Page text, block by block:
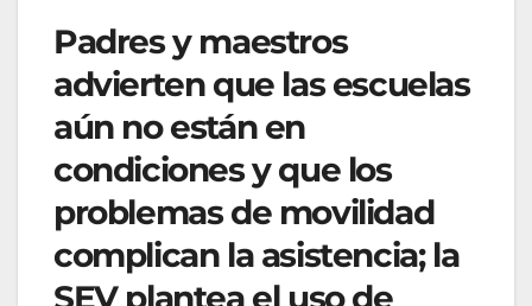
Padres y maestros
advierten que las escuelas
aún no están en
condiciones y que los
problemas de movilidad
complican la asistencia; la
SEV plantea el uso de